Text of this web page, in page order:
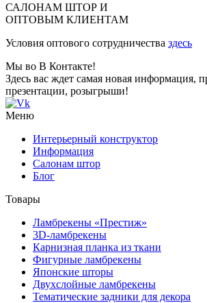
САЛОНАМ ШТОР И
ОПТОВЫМ КЛИЕНТАМ
Условия оптового сотрудничества здесь
Мы во В Контакте!
Здесь вас ждет самая новая информация,
презентации, розыгрыши!
Меню
Интерьерный конструктор
Информация
Салонам штор
Блог
Товары
Ламбрекены «Престиж»
3D-ламбрекены
Карнизная планка из ткани
Фигурные ламбрекены
Японские шторы
Двухслойные ламбрекены
Тематические задники для декора